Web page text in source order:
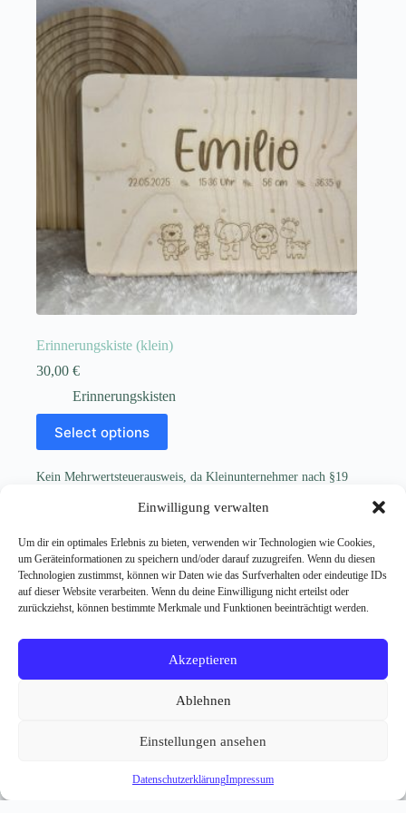
Einwilligung verwalten
Um dir ein optimales Erlebnis zu bieten, verwenden wir Technologien wie Cookies,
um Geräteinformationen zu speichern und/oder darauf zuzugreifen. Wenn du diesen
Technologien zustimmst, können wir Daten wie das Surfverhalten oder eindeutige IDs
auf dieser Website verarbeiten. Wenn du deine Einwilligung nicht erteilst oder
zurückziehst, können bestimmte Merkmale und Funktionen beeinträchtigt werden.
Akzeptieren
Ablehnen
Einstellungen ansehen
DatenschutzerklärungImpressum
Erinnerungskiste (klein)
30,00 €
Erinnerungskisten
Select options
Kein Mehrwertsteuerausweis, da Kleinunternehmer nach §19
Lieferzeit:7-14 Tage
Vertrag widerrufen
Allgemeine Geschäftsbedingungen (AGB)
Datenschutzerklärung
Widerrufsbelehrung
FAQ
Copyright © 2026 - WordPress Theme von